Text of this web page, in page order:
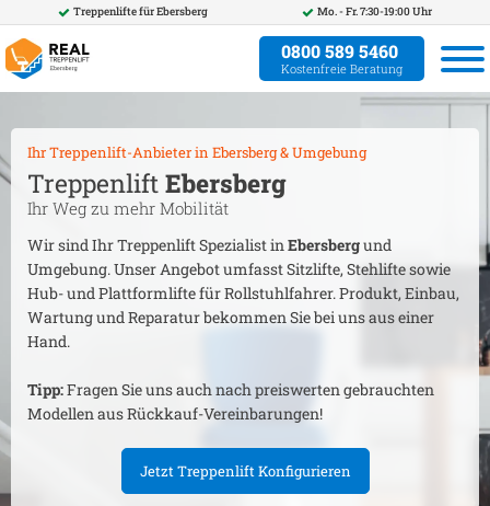
Treppenlifte fürEbersberg Mo. - Fr. 7:30-19:00 Uhr
0800 589 5460
Kostenfreie Beratung
Ihr Treppenlift-Anbieter in Ebersberg& Umgebung
Treppenlift Ebersberg
Ihr Weg zu mehr Mobilität
Wir sind Ihr Treppenlift Spezialist inEbersbergund
Umgebung. Unser Angebot umfasst Sitzlifte, Stehlifte sowie
Hub- und Plattformlifte für Rollstuhlfahrer. Produkt, Einbau,
Wartung und Reparatur bekommen Sie bei uns aus einer
Hand.
Tipp:Fragen Sie uns auch nach preiswerten gebrauchten
Modellen aus Rückkauf-Vereinbarungen!
Jetzt Treppenlift Konfigurieren